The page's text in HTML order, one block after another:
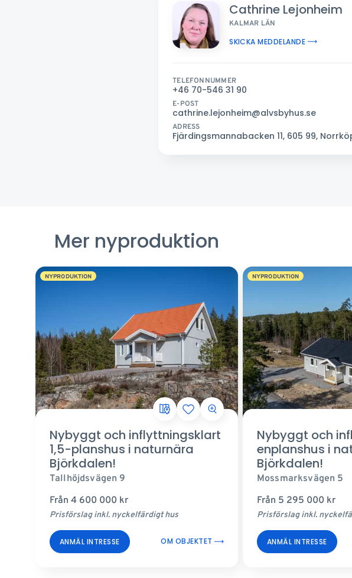
Cathrine Lejonheim
KALMAR LÄN
SKICKA MEDDELANDE
TELEFONNUMMER
+46 70-546 31 90
E-POST
cathrine.lejonheim@alvsbyhus.se
ADRESS
Fjärdingsmannabacken 11, 605 99,
Mer nyproduktion
NYPRODUKTION
Nybyggt och inflyttningsklart
1,5-planshus i naturnära
Björkdalen!
Tallhöjdsvägen 9
Från 4 600 000 kr
Prisförslag inkl. nyckelfärdigt hus
ANMÄL INTRESSE OM OBJEKTET
NYPRODUKTION
Nybyggt och
enplanshus i
Björkdalen!
Mossmarksvägen 5
Från 5 295 000 kr
Prisförslag inkl.
ANMÄL INTRESSE